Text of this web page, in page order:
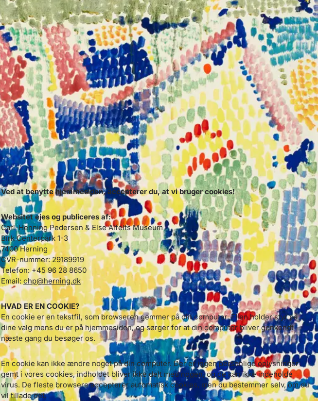
Ved at benytte hjemmesiden, accepterer du, at vi bruger cookies!
Websitet ejes og publiceres af:
Carl-Henning Pedersen & Else Alfelts Museum
Birk Centerpark 1-3
7400 Herning
CVR-nummer: 29189919
Telefon: +45 96 28 8650
Email:chp@herning.dk
HVAD ER EN COOKIE?
En cookie er en tekstfil, som browseren gemmer på din computer. Filen holder styr på
dine valg mens du er på hjemmesiden, og sørger for at din computer bliver genkendt
næste gang du besøger os.
En cookie kan ikke ændre noget på din computer. Der er ingen personlige oplysninger
gemt i vores cookies, indholdet bliver ikke delt med nogen, og de kan ikke indeholde
virus. De fleste browsere accepterer automatisk cookies, men du bestemmer selv, om du
vil tillade det.